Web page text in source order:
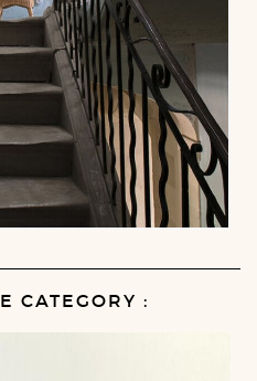
CATEGORY :